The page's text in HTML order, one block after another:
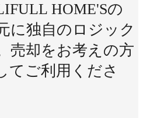
HOME'Sの
に独自のロジック
売却をお考えの方
てご利用くださ